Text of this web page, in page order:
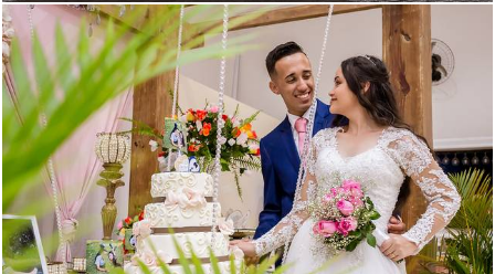
1437 616